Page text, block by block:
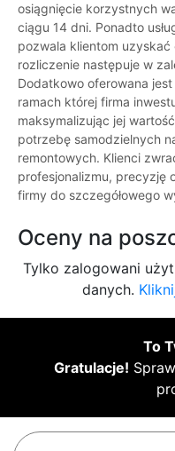
osiągnięcie korzystnych
ciągu 14 dni. Ponadto
pozwala klientom
rozliczenie następuje w
Dodatkowo oferowana
ramach której firma
maksymalizując jej
potrzebę samodzielnych
remontowych. Klienci
profesjonalizmu, precyzję
firmy do szczegółowego
Oceny na
Tylko zalogowani
danych.
To
Gratulacje!